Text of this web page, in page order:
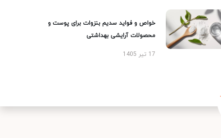
خواص و فواید سدیم بنزوات برای پوست و
محصولات آرایشی بهداشتی
17 تیر 1405